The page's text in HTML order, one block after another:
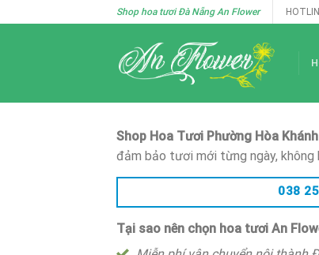
to
Shop hoa tươi Đà Nẵng An Flower
Shop Hoa Tươi Phường Hòa
đảm bảo tươi mới từng ngày, không
038
Tại sao nên chọn hoa tươi An